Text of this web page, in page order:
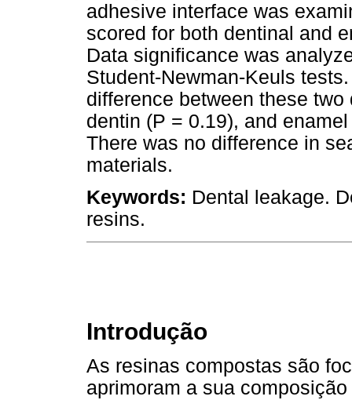
adhesive interface was
scored for both dentinal and
Data significance was
Student-Newman-Keuls
difference between these
dentin (P = 0.19), and
There was no difference in
materials.
Keywords: Dental leakage.
resins.
Introdução
As resinas compostas são
aprimoram a sua